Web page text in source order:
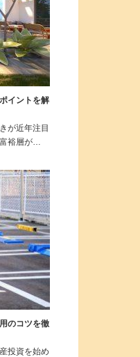
イントを解
が近年注目
裕層が…
のコツを徹
投資を始め